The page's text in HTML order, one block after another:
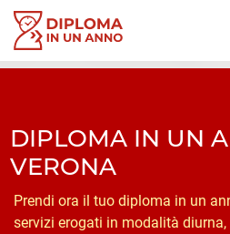
DIPLOMA IN UN
VERONA
Prendi ora il tuo diploma in un
servizi erogati in modalità diurna,